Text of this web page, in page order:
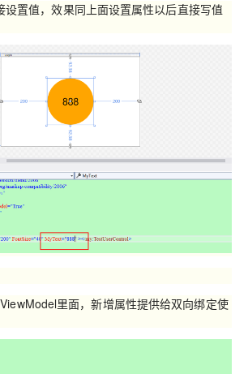
设置值，效果同上面设置属性以后直接写值
里面，新增属性提供给双向绑定使